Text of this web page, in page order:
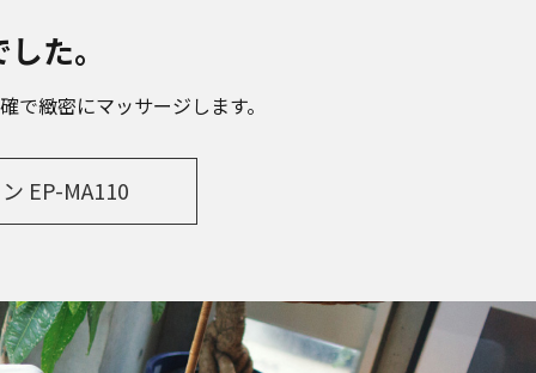
た。
緻密にマッサージします。
EP-MA110